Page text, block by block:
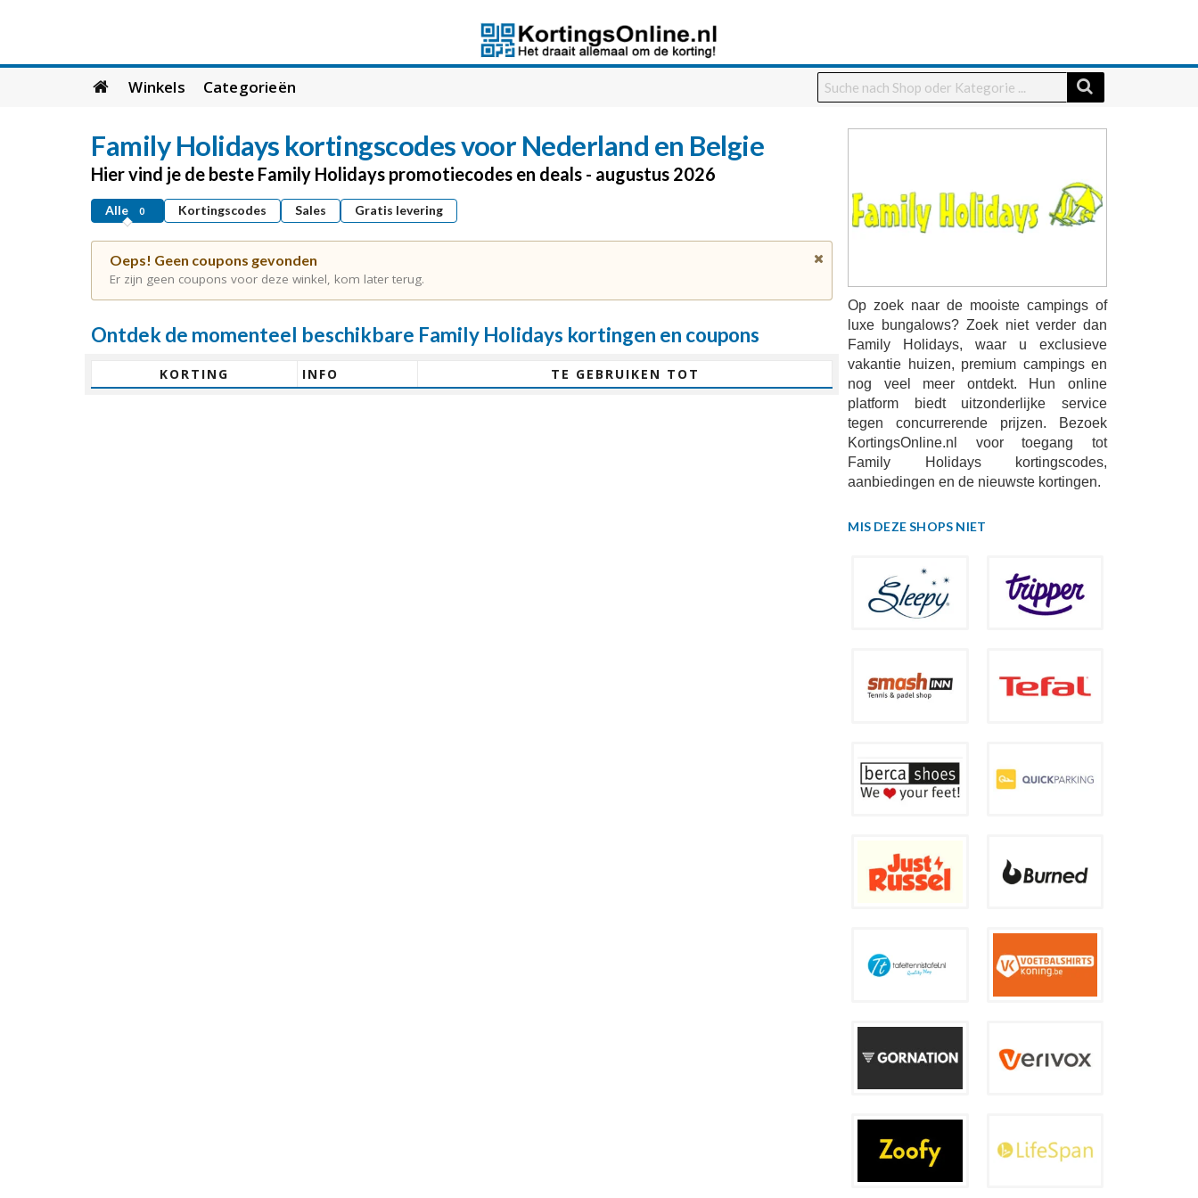
Skip
to
Winkels Categorieën
Op zoek naar de mooiste campings of
luxe bungalows? Zoek niet verder dan
Family Holidays, waar u exclusieve
vakantie huizen, premium campings en
nog veel meer ontdekt. Hun online
platform biedt uitzonderlijke service
tegen concurrerende prijzen. Bezoek
KortingsOnline.nl voor toegang tot
Family Holidays kortingscodes,
aanbiedingen en de nieuwste kortingen.
MIS DEZE SHOPS NIET
Family Holidays kortingscodes voor Nederland en Belgie
Hier vind je de beste Family Holidays promotiecodes en deals - augustus 2026
Alle 0 Kortingscodes Sales Gratis levering
Oeps! Geen coupons gevonden
Er zijn geen coupons voor deze winkel, kom later terug.
Ontdek de momenteel beschikbare Family Holidays kortingen en coupons
KORTING INFO TE GEBRUIKEN TOT